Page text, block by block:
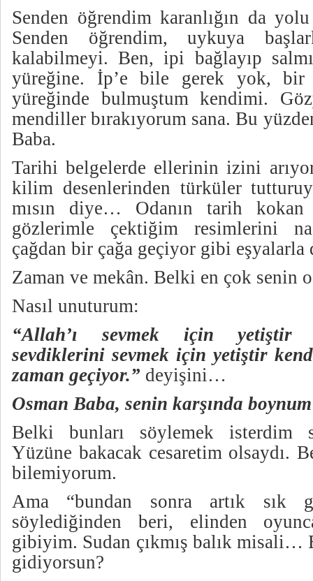
Senden öğrendim karanlığın da
Senden öğrendim, uykuya
kalabilmeyi. Ben, ipi bağlayıp
yüreğine. İp’e bile gerek yok,
yüreğinde bulmuştum kendimi.
mendiller bırakıyorum sana.Bu
Baba.
Tarihi belgelerde ellerinin izini
kilim desenlerinden türküler
mısın diye… Odanın tarih kokan
gözlerimle çektiğim resimlerini
çağdan bir çağa geçiyor gibi
Zaman ve mekân. Belki en çok senin
Nasıl unuturum:
“Allah’ı sevmek için yetiştir
sevdiklerini sevmek için yetiştir
zaman geçiyor.” deyişini…
Osman Baba, senin karşında
Belki bunları söylemek isterdim
Yüzüne bakacak cesaretim olsaydı.
bilemiyorum.
Ama “bundan sonra artık sık
söylediğinden beri, elinden
gibiyim. Sudan çıkmış balık misali…
gidiyorsun?